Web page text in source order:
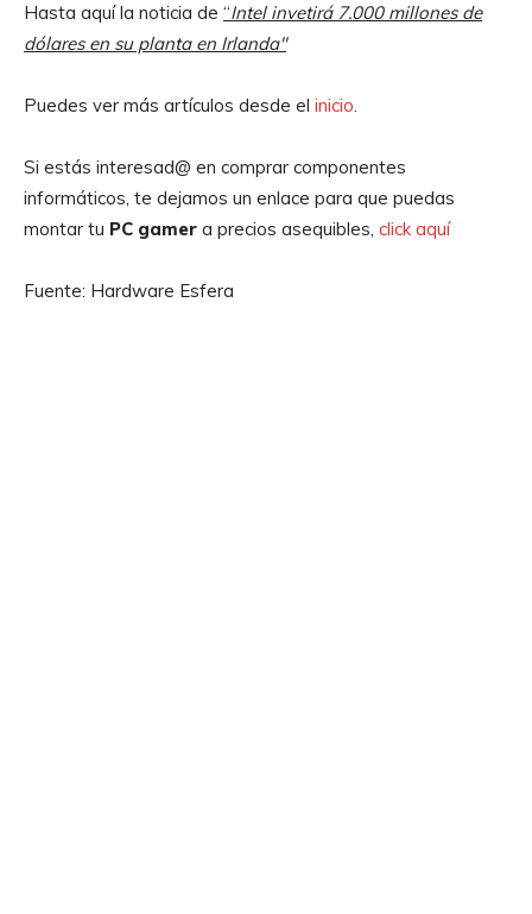
Hasta aquí la noticia de “Intel invetirá 7.000 millones de
dólares en su planta en Irlanda″
Puedes ver más artículos desde el inicio.
Si estás interesad@ en comprar componentes
informáticos, te dejamos un enlace para que puedas
montar tu PC gamer a precios asequibles, click aquí
Fuente: Hardware Esfera